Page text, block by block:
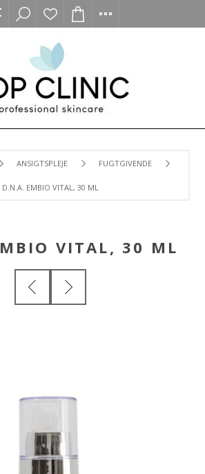
ANSIGTSPLEJE FUGTGIVENDE
D.N.A. EMBIO VITAL, 30 ML
VITAL, 30 ML